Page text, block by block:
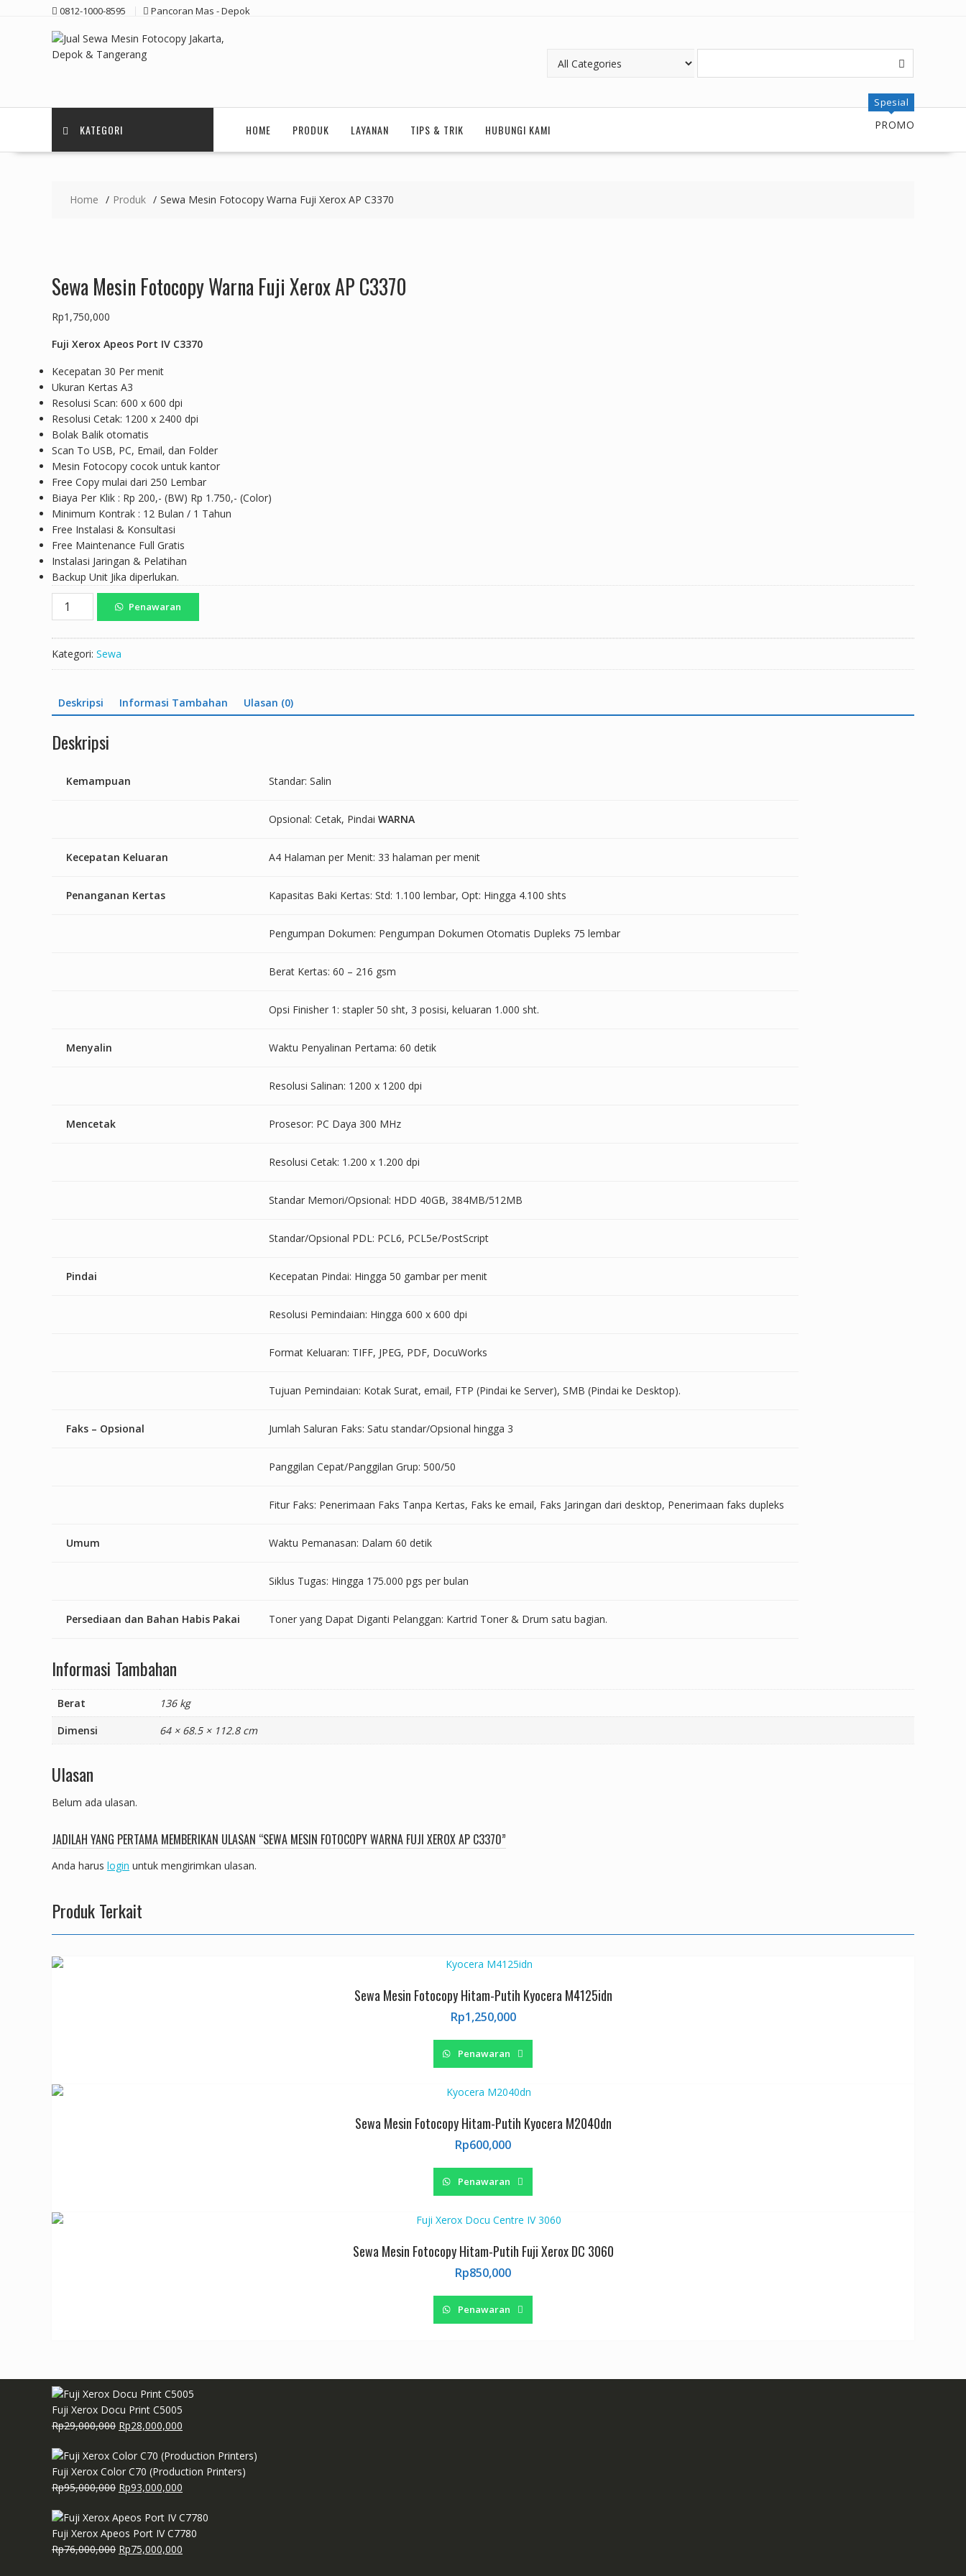
0812-1000-8595 Pancoran Mas - Depok
KATEGORI HOME PRODUK LAYANAN TIPS & TRIK HUBUNGI KAMI
Spesial
PROMO
Home Produk Sewa Mesin Fotocopy Warna Fuji Xerox AP C3370
Sewa Mesin Fotocopy Warna Fuji Xerox AP C3370
Rp1,750,000
Fuji Xerox Apeos Port IV C3370
Kecepatan 30 Per menit
Ukuran Kertas A3
Resolusi Scan: 600 x 600 dpi
Resolusi Cetak: 1200 x 2400 dpi
Bolak Balik otomatis
Scan To USB, PC, Email, dan Folder
Mesin Fotocopy cocok untuk kantor
Free Copy mulai dari 250 Lembar
Biaya Per Klik : Rp 200,- (BW) Rp 1.750,- (Color)
Minimum Kontrak : 12 Bulan / 1 Tahun
Free Instalasi & Konsultasi
Free Maintenance Full Gratis
Instalasi Jaringan & Pelatihan
Backup Unit Jika diperlukan.
Kuantitas
Fotocopy
Warna
AP
Penawaran
Kategori: Sewa
Deskripsi Informasi Tambahan Ulasan (0)
Deskripsi
Kemampuan Standar: Salin
Opsional: Cetak, Pindai WARNA
Kecepatan Keluaran A4 Halaman per Menit: 33 halaman per menit
Penanganan Kertas Kapasitas Baki Kertas: Std: 1.100 lembar, Opt: Hingga 4.100 shts
Pengumpan Dokumen: Pengumpan Dokumen Otomatis Dupleks 75 lembar
Berat Kertas: 60 – 216 gsm
Opsi Finisher 1: stapler 50 sht, 3 posisi, keluaran 1.000 sht.
Menyalin Waktu Penyalinan Pertama: 60 detik
Resolusi Salinan: 1200 x 1200 dpi
Mencetak Prosesor: PC Daya 300 MHz
Resolusi Cetak: 1.200 x 1.200 dpi
Standar Memori/Opsional: HDD 40GB, 384MB/512MB
Standar/Opsional PDL: PCL6, PCL5e/PostScript
Pindai Kecepatan Pindai: Hingga 50 gambar per menit
Resolusi Pemindaian: Hingga 600 x 600 dpi
Format Keluaran: TIFF, JPEG, PDF, DocuWorks
Tujuan Pemindaian: Kotak Surat, email, FTP (Pindai ke Server), SMB (Pindai ke Desktop).
Faks – Opsional Jumlah Saluran Faks: Satu standar/Opsional hingga 3
Panggilan Cepat/Panggilan Grup: 500/50
Fitur Faks: Penerimaan Faks Tanpa Kertas, Faks ke email, Faks Jaringan dari desktop, Penerimaan faks dupleks
Umum Waktu Pemanasan: Dalam 60 detik
Siklus Tugas: Hingga 175.000 pgs per bulan
Persediaan dan Bahan Habis Pakai Toner yang Dapat Diganti Pelanggan: Kartrid Toner & Drum satu bagian.
Informasi Tambahan
Berat
136 kg
Dimensi
64 × 68.5 × 112.8 cm
Ulasan
Belum ada ulasan.
JADILAH YANG PERTAMA MEMBERIKAN ULASAN “SEWA MESIN FOTOCOPY WARNA FUJI XEROX AP C3370”
Anda harus login untuk mengirimkan ulasan.
Produk Terkait
Sewa Mesin Fotocopy Hitam-Putih Kyocera M4125idn
Rp1,250,000
Penawaran
Sewa Mesin Fotocopy Hitam-Putih Kyocera M2040dn
Rp600,000
Penawaran
Sewa Mesin Fotocopy Hitam-Putih Fuji Xerox DC 3060
Rp850,000
Penawaran
Fuji Xerox Docu Print C5005
Rp29,000,000 Harga
adalah:
Rp29,000,000.
Rp28,000,000
ini
adalah:
Fuji Xerox Color C70 (Production Printers)
Rp95,000,000 Harga
adalah:
Rp95,000,000.
Rp93,000,000
ini
adalah:
Fuji Xerox Apeos Port IV C7780
Rp76,000,000 Harga
Rp75,000,000